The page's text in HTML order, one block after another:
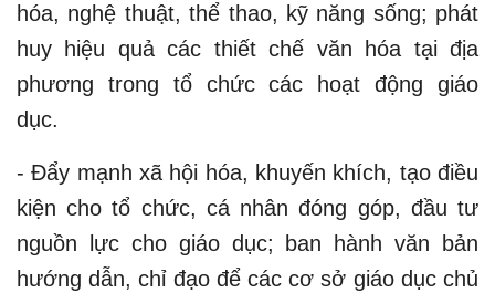
hóa, nghệ thuật, thể thao, kỹ năng sống; phát
huy hiệu quả các thiết chế văn hóa tại địa
phương trong tổ chức các hoạt động giáo
dục.
- Đẩy mạnh xã hội hóa, khuyến khích, tạo điều
kiện cho tổ chức, cá nhân đóng góp, đầu tư
nguồn lực cho giáo dục; ban hành văn bản
hướng dẫn, chỉ đạo để các cơ sở giáo dục chủ